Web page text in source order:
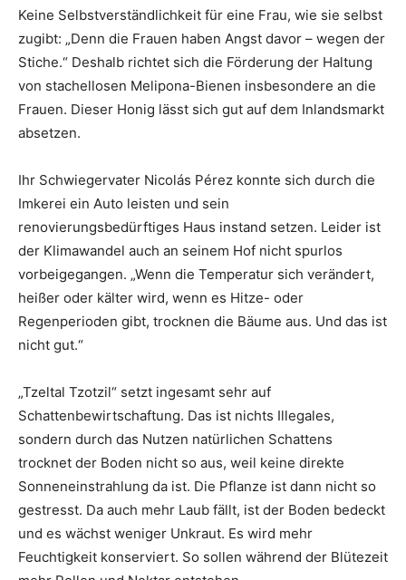
Keine Selbstverständlichkeit für eine Frau, wie sie selbst
zugibt: „Denn die Frauen haben Angst davor – wegen der
Stiche.“ Deshalb richtet sich die Förderung der Haltung
von stachellosen Melipona-Bienen insbesondere an die
Frauen. Dieser Honig lässt sich gut auf dem Inlandsmarkt
absetzen.
Ihr Schwiegervater Nicolás Pérez konnte sich durch die
Imkerei ein Auto leisten und sein
renovierungsbedürftiges Haus instand setzen. Leider ist
der Klimawandel auch an seinem Hof nicht spurlos
vorbeigegangen. „Wenn die Temperatur sich verändert,
heißer oder kälter wird, wenn es Hitze- oder
Regenperioden gibt, trocknen die Bäume aus. Und das ist
nicht gut.“
„Tzeltal Tzotzil“ setzt ingesamt sehr auf
Schattenbewirtschaftung. Das ist nichts Illegales,
sondern durch das Nutzen natürlichen Schattens
trocknet der Boden nicht so aus, weil keine direkte
Sonneneinstrahlung da ist. Die Pflanze ist dann nicht so
gestresst. Da auch mehr Laub fällt, ist der Boden bedeckt
und es wächst weniger Unkraut. Es wird mehr
Feuchtigkeit konserviert. So sollen während der Blütezeit